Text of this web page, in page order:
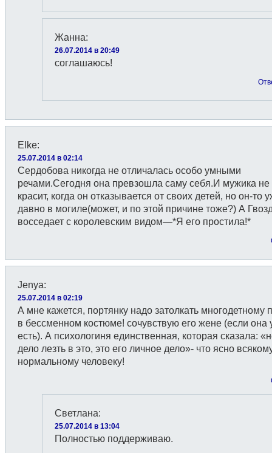
Жанна:
26.07.2014 в 20:49
соглашаюсь!
Elke:
25.07.2014 в 02:14
Сердобова никогда не отличалась особо умными
речами.Сегодня она превзошла саму себя.И мужика не
красит, когда он отказывается от своих детей, но он-то
давно в могиле(может, и по этой причине тоже?) А
восседает с королевским видом—*Я его простила!*
Jenya:
25.07.2014 в 02:19
А мне кажется, портянку надо затолкать многодетному
в бессменном костюме! сочувствую его жене (если она
есть). А психологиня единственная, которая сказала:
дело лезть в это, это его личное дело»- что ясно
нормальному человеку!
Светлана:
25.07.2014 в 13:04
Полностью поддерживаю.